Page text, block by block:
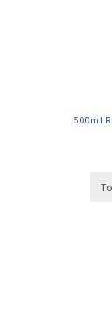
500ml